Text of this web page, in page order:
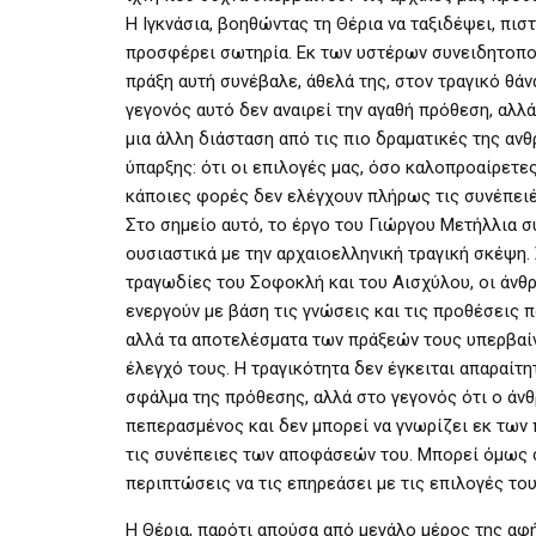
Η Ιγκνάσια, βοηθώντας τη Θέρια να ταξιδέψει,
προσφέρει σωτηρία. Εκ των υστέρων
πράξη αυτή συνέβαλε, άθελά της, στον τραγικό
γεγονός αυτό δεν αναιρεί την αγαθή πρόθεση,
μια άλλη διάσταση από τις πιο δραματικές της
ύπαρξης: ότι οι επιλογές μας, όσο καλοπροαίρετες
κάποιες φορές δεν ελέγχουν πλήρως τις
Στο σημείο αυτό, το έργο του Γιώργου Μετήλλια
ουσιαστικά με την αρχαιοελληνική τραγική σκέψη.
τραγωδίες του Σοφοκλή και του Αισχύλου, οι
ενεργούν με βάση τις γνώσεις και τις προθέσεις
αλλά τα αποτελέσματα των πράξεών τους
έλεγχό τους. Η τραγικότητα δεν έγκειται
σφάλμα της πρόθεσης, αλλά στο γεγονός ότι ο
πεπερασμένος και δεν μπορεί να γνωρίζει εκ
τις συνέπειες των αποφάσεών του. Μπορεί όμως
περιπτώσεις να τις επηρεάσει με τις επιλογές
Η Θέρια, παρότι απούσα από μεγάλο μέρος της